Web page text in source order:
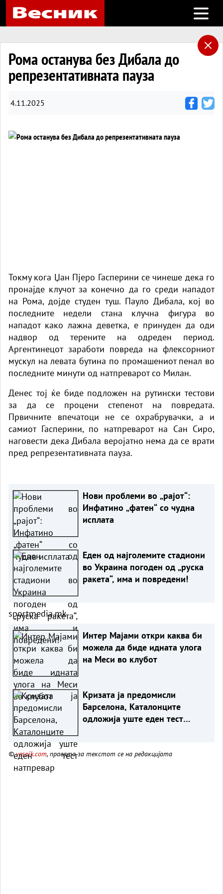
Open
Рома останува без Дибала до
репрезентативната пауза
4.11.2025
Токму кога Џан Пјеро Гасперини се чинеше дека го
пронајде клучот за конечно да го среди нападот
на Рома, дојде студен туш. Пауло Дибала, кој во
последните недели стана клучна фигура во
нападот како лажна деветка, е принуден да оди
надвор од терените на одреден период.
Аргентинецот заработи повреда на флексорниот
мускул на левата бутина по промашениот пенал во
последните минути од натпреварот со Милан.
Денес тој ќе биде подложен на рутински тестови
за да се процени степенот на повредата.
Првичните впечатоци не се охрабрувачки, а и
самиот Гасперини, по натпреварот на Сан Сиро,
наговести дека Дибала веројатно нема да се врати
пред репрезентативната пауза.
Нови проблеми во „рајот“:
Инфатино „фатен“ со чудна
исплата
Еден од најголемите стадиони
во Украина погоден од „руска
ракета“, има и повредени!
sportmedia.mk
Интер Мајами откри каква би
можела да биде идната улога
на Меси во клубот
Кризата ја предомисли
Барселона, Каталонците
одложија уште еден тест
©vesnik.com, правата за текстот се на редакцијата